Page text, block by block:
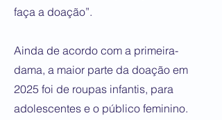
faça a doação”.
Ainda de acordo com a primeira-
dama, a maior parte da doação em
2025 foi de roupas infantis, para
adolescentes e o público feminino.